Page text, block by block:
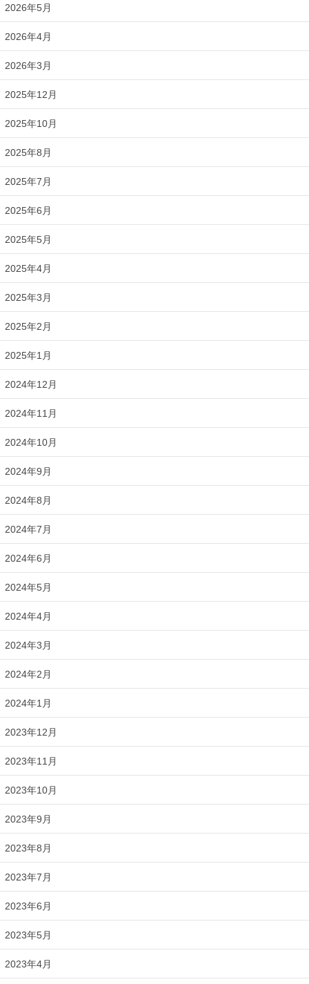
2026年5月
2026年4月
2026年3月
2025年12月
2025年10月
2025年8月
2025年7月
2025年6月
2025年5月
2025年4月
2025年3月
2025年2月
2025年1月
2024年12月
2024年11月
2024年10月
2024年9月
2024年8月
2024年7月
2024年6月
2024年5月
2024年4月
2024年3月
2024年2月
2024年1月
2023年12月
2023年11月
2023年10月
2023年9月
2023年8月
2023年7月
2023年6月
2023年5月
2023年4月